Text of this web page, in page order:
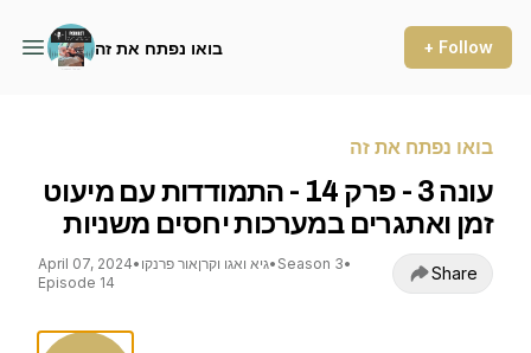
בואו נפתח את זה + Follow
בואו נפתח את זה
עונה 3 - פרק 14 - התמודדות עם מיעוט
זמן ואתגרים במערכות יחסים משניות
April 07, 2024• גיא ואגו וקרןאור פרנקו• Season 3•
Episode 14
Share